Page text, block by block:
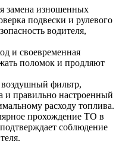
замена изношенных
подвески и рулевого
водителя,
и своевременная
поломок и продляют
фильтр,
и правильно настроенный
расходу топлива.
прохождение ТО в
соблюдение